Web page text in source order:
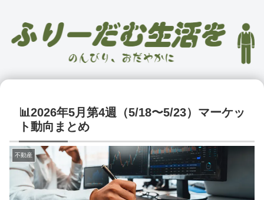
📊2026年5月第4週（5/18〜5/23）マーケッ
ト動向まとめ
不動産